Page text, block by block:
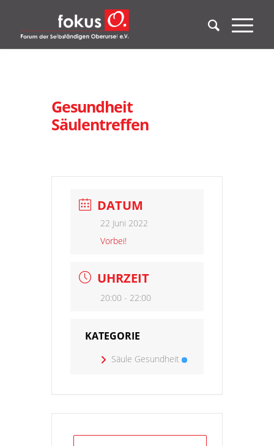
Gesundheit
Säulentreffen
DATUM
22 Juni 2022
Vorbei!
UHRZEIT
20:00 - 22:00
KATEGORIE
Säule Gesundheit